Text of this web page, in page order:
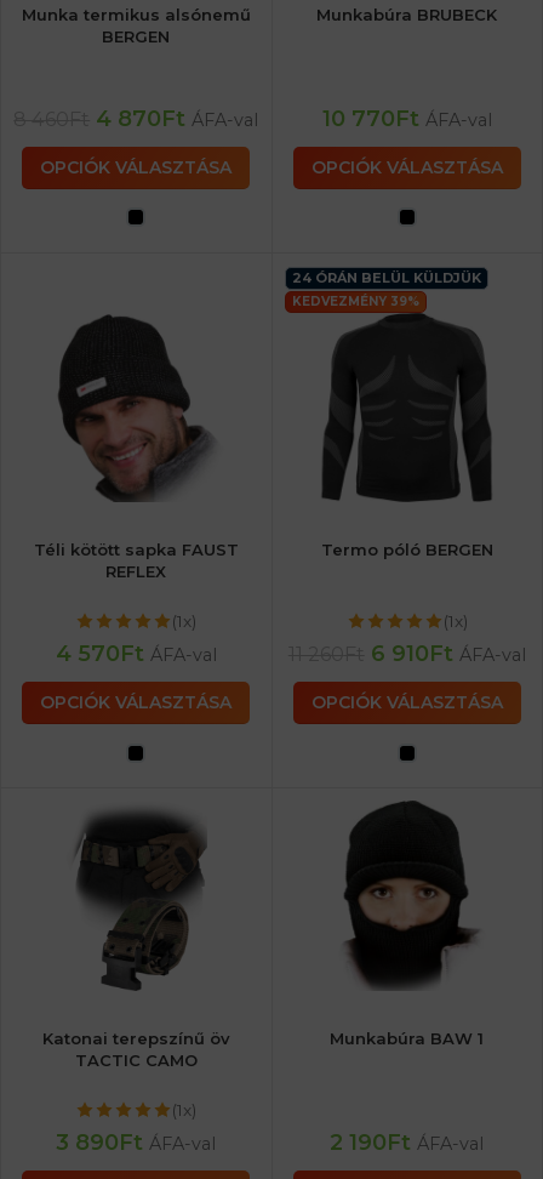
Munka termikus alsónemű
BERGEN
4 870Ft ÁFA-val
OPCIÓK VÁLASZTÁSA
Munkabúra BRUBECK
10 770Ft ÁFA-val
OPCIÓK VÁLASZTÁSA
Téli kötött sapka FAUST
REFLEX
(1x)
4 570Ft ÁFA-val
OPCIÓK VÁLASZTÁSA
24 ÓRÁN BELÜL KÜLDJÜK
KEDVEZMÉNY 39%
Termo póló BERGEN
(1x)
6 910Ft ÁFA-val
OPCIÓK VÁLASZTÁSA
Katonai terepszínű öv
TACTIC CAMO
(1x)
3 890Ft ÁFA-val
Munkabúra BAW 1
2 190Ft ÁFA-val